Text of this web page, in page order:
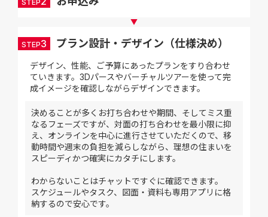
STEP
▼
STEP3 プラン設計・デザイン（仕様決め）
デザイン、性能、ご予算にあったプランをすり合わせ
ていきます。3Dパースやバーチャルツアーを使って完
成イメージを確認しながらデザインできます。
決めることが多くお打ち合わせや期間、そしてミス重
なるフェーズですが、対面の打ち合わせを最小限に抑
え、オンラインを中心に進行させていただくので、移
動時間や週末の負担を減らしながら、理想の住まいを
スピーディかつ確実にカタチにします。
わからないことはチャットですぐに確認できます。
スケジュールやタスク、図面・資料も専用アプリに格
納するので安心です。